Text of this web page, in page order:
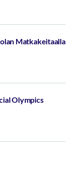
Matkakeitaalla
Olympics